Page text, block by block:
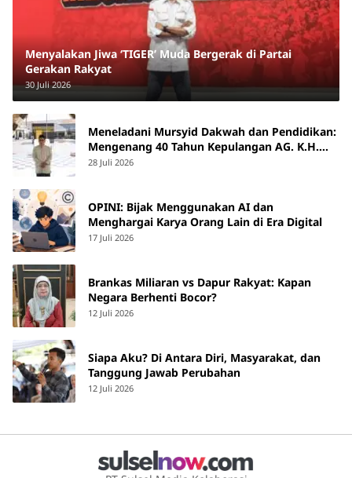
Menyalakan Jiwa ‘TIGER’ Muda Bergerak di Partai
Gerakan Rakyat
30 Juli 2026
Meneladani Mursyid Dakwah dan Pendidikan:
Mengenang 40 Tahun Kepulangan AG. K.H.
Yunus Martan
28 Juli 2026
OPINI: Bijak Menggunakan AI dan
Menghargai Karya Orang Lain di Era Digital
17 Juli 2026
Brankas Miliaran vs Dapur Rakyat: Kapan
Negara Berhenti Bocor?
12 Juli 2026
Siapa Aku? Di Antara Diri, Masyarakat, dan
Tanggung Jawab Perubahan
12 Juli 2026